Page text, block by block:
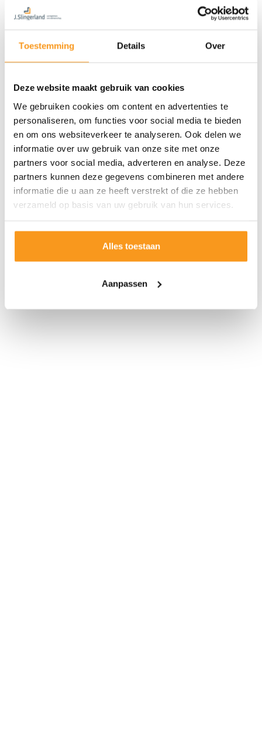
Toestemming Details Over
Deze website maakt gebruik van cookies
We gebruiken cookies om content en advertenties te
personaliseren, om functies voor social media te bieden
en om ons websiteverkeer te analyseren. Ook delen we
informatie over uw gebruik van onze site met onze
partners voor social media, adverteren en analyse. Deze
partners kunnen deze gegevens combineren met andere
informatie die u aan ze heeft verstrekt of die ze hebben
verzameld op basis van uw gebruik van hun services.
Alles toestaan
Aanpassen